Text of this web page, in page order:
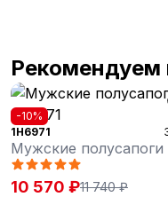
Рекомендуем
-10%
1H6971
Мужские полусапоги
10 570 ₽11 740 ₽